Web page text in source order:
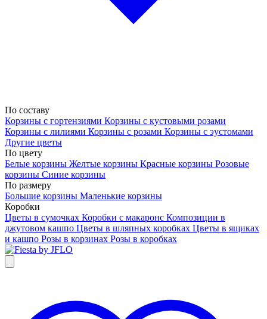
По составу
Корзины с гортензиями Корзины с кустовыми розами
Корзины с лилиями Корзины с розами Корзины с эустомами
Другие цветы
По цвету
Белые корзины Желтые корзины Красные корзины Розовые
корзины Синие корзины
По размеру
Большие корзины Маленькие корзины
Коробки
Цветы в сумочках Коробки с макаронс Композиции в
джутовом кашпо Цветы в шляпных коробках Цветы в ящиках
и кашпо Розы в корзинах Розы в коробках